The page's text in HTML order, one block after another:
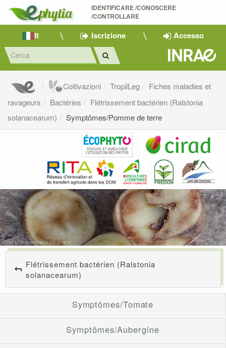
IDENTIFICARE /CONOSCERE
/CONTROLLARE
It Iscrizione Accesso
Coltivazioni TropilLeg
Fiches maladies et
ravageurs
Bactéries
Flétrissement bactérien (Ralstonia
solanacearum)
Symptômes/Pomme de terre
Flétrissement bactérien (Ralstonia
solanacearum)
Symptômes/Tomate
Symptômes/Aubergine